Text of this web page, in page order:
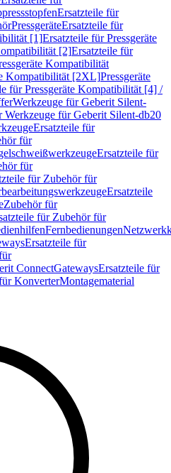
Ersatzteile für
PressgeräteErsatzteile für
[1]Ersatzteile für Pressgeräte
[2]Ersatzteile für
Kompatibilität
Kompatibilität [2XL]Pressgeräte
für Pressgeräte Kompatibilität [4] /
Werkzeuge für Geberit Silent-
Werkzeuge für Geberit Silent-db20
Ersatzteile für
für
Ersatzteile für
für
für Zubehör für
Ersatzteile
Zubehör für
für Zubehör für
Fernbedienungen
Ersatzteile für
ConnectGatewaysErsatzteile für
KonverterMontagematerial